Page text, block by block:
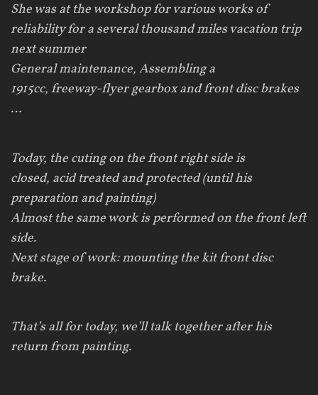
She was at the workshop for various works of
reliability for a several thousand miles vacation trip
next summer
General maintenance, Assembling a
1915cc, freeway-flyer gearbox and front disc brakes
…
Today, the cuting on the front right side is
closed, acidtreated and protected (until his
preparation and painting)
Almost the same workis performed on the front left
side.
Next stage of work:mounting thekit front disc
brake.
That’s all for today, we’ll talk togetherafter his
return from painting.